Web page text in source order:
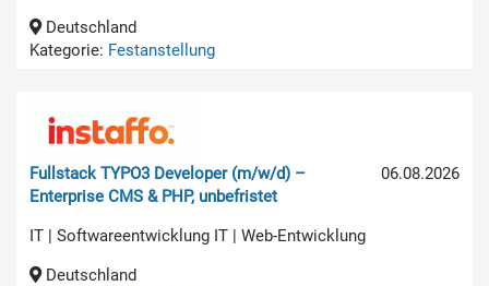
Deutschland
Kategorie: Festanstellung
06.08.2026
Fullstack TYPO3 Developer (m/w/d) –
Enterprise CMS & PHP, unbefristet
IT | Softwareentwicklung IT | Web-Entwicklung
Deutschland